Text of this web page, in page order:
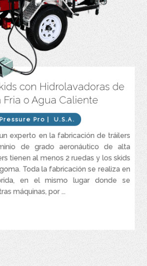
con Hidrolavadoras de
Fria o Agua Caliente
Pressure Pro| U.S.A.
experto en la fabricación de tráilers
de grado aeronáutico de alta
tienen al menos 2 ruedas y los skids
Toda la fabricación se realiza en
en el mismo lugar donde se
máquinas, por ...
de Agua Fría – Series Pro Skid entre 3 – 4
GPM y 2.400 – 4.000 PSI
Trailers entre 5.5 – 8 GPM y 3.000 – 3.500 PSI
de Agua Caliente, Fría o Vapor – Dirt
Laser Power Washer Trailers
de Agua Caliente – Pro Super Skid
Pro Trailer entre 5.5 – 8 y 3.000 – 4.000 PSI